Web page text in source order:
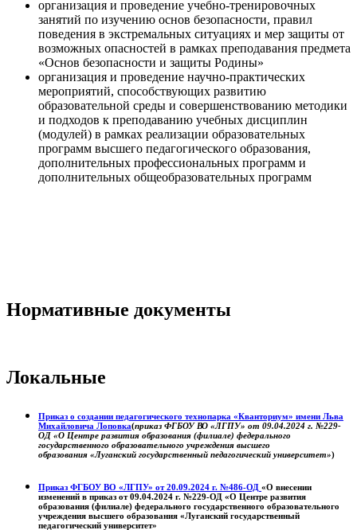
организация и проведение учебно-тренировочных
занятий по изучению основ безопасности, правил
поведения в экстремальных ситуациях и мер защиты от
возможных опасностей в рамках преподавания предмета
«Основ безопасности и защиты Родины»
организация и проведение научно-практических
мероприятий, способствующих развитию
образовательной среды и совершенствованию методики
и подходов к преподаванию учебных дисциплин
(модулей) в рамках реализации образовательных
программ высшего педагогического образования,
дополнительных профессиональных программ и
дополнительных общеобразовательных программ
Нормативные документы
Локальные
Приказ о создании педагогического технопарка «Кванториум» имени Льва
Михайловича Лоповка(приказ ФГБОУ ВО «ЛГПУ» от 09.04.2024 г. №229-
ОД «О Центре развития образования (филиале) федерального
государственного образовательного учреждения высшего
образования «Луганский государственный педагогический университет»)
Приказ ФГБОУ ВО «ЛГПУ» от 20.09.2024 г. №486-ОД «О внесении
изменений в приказ от 09.04.2024 г. №229-ОД «О Центре развития
образования (филиале) федерального государственного образовательного
учреждения высшего образования «Луганский государственный
педагогический университет»